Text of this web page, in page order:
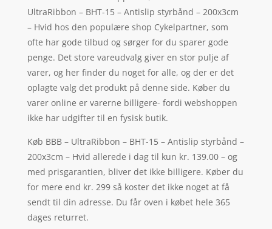
UltraRibbon – BHT-15 – Antislip styrbånd – 200x3cm
– Hvid hos den populære shop Cykelpartner, som
ofte har gode tilbud og sørger for du sparer gode
penge. Det store vareudvalg giver en stor pulje af
varer, og her finder du noget for alle, og der er det
oplagte valg det produkt på denne side. Køber du
varer online er varerne billigere- fordi webshoppen
ikke har udgifter til en fysisk butik.
Køb BBB – UltraRibbon – BHT-15 – Antislip styrbånd –
200x3cm – Hvid allerede i dag til kun kr. 139.00 – og
med prisgarantien, bliver det ikke billigere. Køber du
for mere end kr. 299 så koster det ikke noget at få
sendt til din adresse. Du får oven i købet hele 365
dages returret.